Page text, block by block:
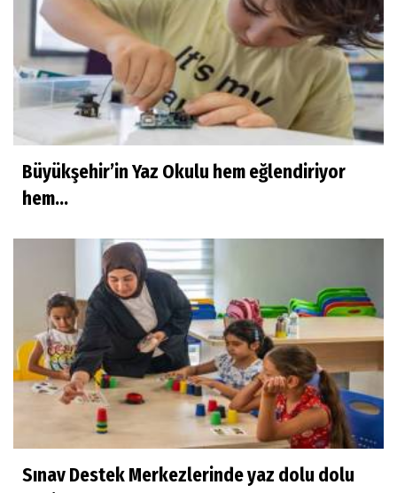
Büyükşehir’in Yaz Okulu hem eğlendiriyor
hem...
Sınav Destek Merkezlerinde yaz dolu dolu